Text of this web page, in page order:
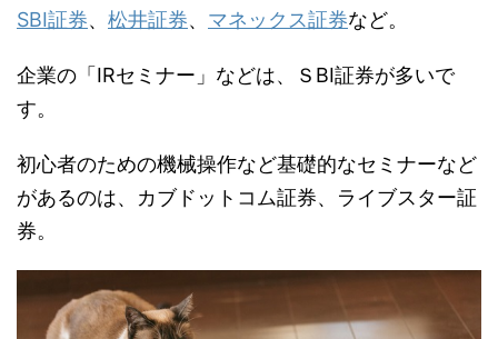
SBI証券、 松井証券、 マネックス証券など。
企業の「IRセミナー」などは、ＳBI証券が多いで
す。
初心者のための機械操作など基礎的なセミナーなど
があるのは、カブドットコム証券、ライブスター証
券。